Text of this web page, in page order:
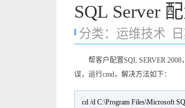
SQL Server
分类： 运维技术
帮客户配置SQL SERVER 2008
误，运行cmd，解决方法如下：
cd /d C:\Program Files\Microsoft